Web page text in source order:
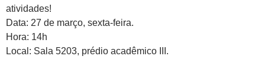
atividades!
Data: 27 de março, sexta-feira.
Hora: 14h
Local: Sala 5203, prédio acadêmico III.